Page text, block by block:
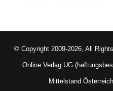
© Copyright 2009-2026, All
Online Verlag UG
Mittelstand Österreich